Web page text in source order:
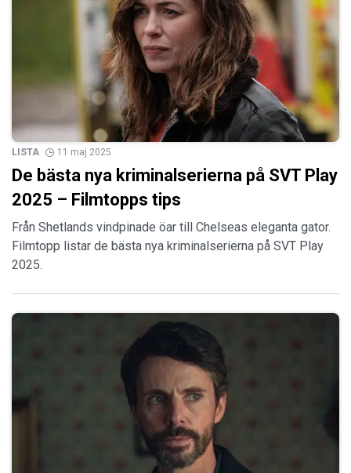
LISTA 11 maj 2025
De bästa nya kriminalserierna på SVT Play
2025 – Filmtopps tips
Från Shetlands vindpinade öar till Chelseas eleganta gator.
Filmtopp listar de bästa nya kriminalserierna på SVT Play
2025.